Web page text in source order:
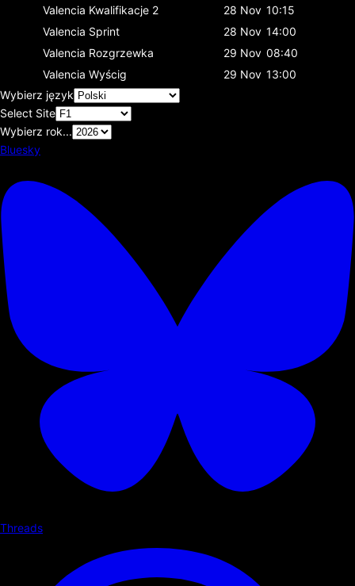
Valencia Kwalifikacje 2 28 Nov 10:15
Valencia Sprint 28 Nov 14:00
Valencia Rozgrzewka 29 Nov 08:40
Valencia Wyścig 29 Nov 13:00
Wybierz język
Select Site
Wybierz rok...
Bluesky
Threads